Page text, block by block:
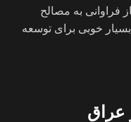
فراوانی به مصالح
خوبی برای توسعه
عراق